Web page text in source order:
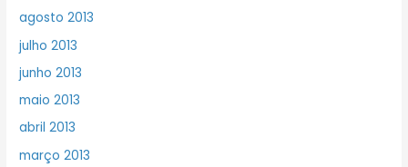
agosto 2013
julho 2013
junho 2013
maio 2013
abril 2013
março 2013